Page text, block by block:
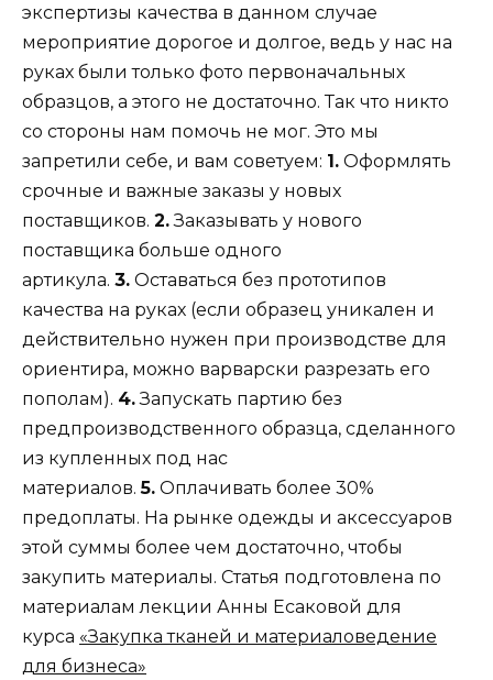
экспертизы качества в данном случае
мероприятие дорогое и долгое, ведь у нас на
руках были только фото первоначальных
образцов, а этого не достаточно. Так что никто
со стороны нам помочь не мог. Это мы
запретили себе, и вам советуем: 1. Оформлять
срочные и важные заказы у новых
поставщиков. 2.Заказывать у нового
поставщика больше одного
артикула. 3. Оставаться без прототипов
качества на руках (если образец уникален и
действительно нужен при производстве для
ориентира, можно варварски разрезать его
пополам). 4.Запускать партию без
предпроизводственного образца, сделанного
из купленных под нас
материалов.5. Оплачивать более 30%
предоплаты. На рынке одежды и аксессуаров
этой суммы более чем достаточно, чтобы
закупить материалы. Статья подготовлена по
материалам лекции Анны Есаковой для
курса «Закупка тканей и материаловедение
для бизнеса»